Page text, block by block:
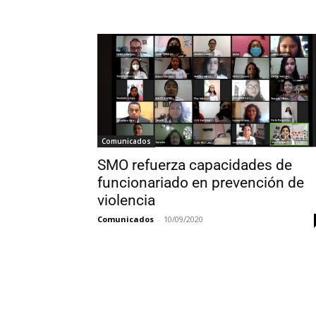
Comunicados
SMO refuerza capacidades de
funcionariado en prevención de
violencia
Comunicados - 10/09/2020